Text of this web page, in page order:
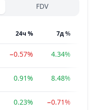
FDV
24ч % 7д %
−0.57% 4.34%
0.91% 8.48%
0.23% −0.71%